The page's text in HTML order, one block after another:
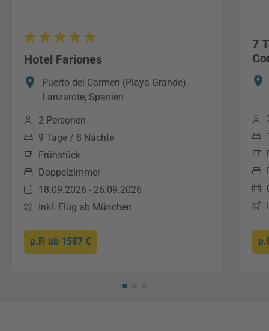
Hotel Fariones
Puerto del Carmen (Playa Grande),
Lanzarote, Spanien
2 Personen
9 Tage / 8 Nächte
Frühstück
Doppelzimmer
18.09.2026 - 26.09.2026
Inkl. Flug ab München
p.P. ab 1587 €
7